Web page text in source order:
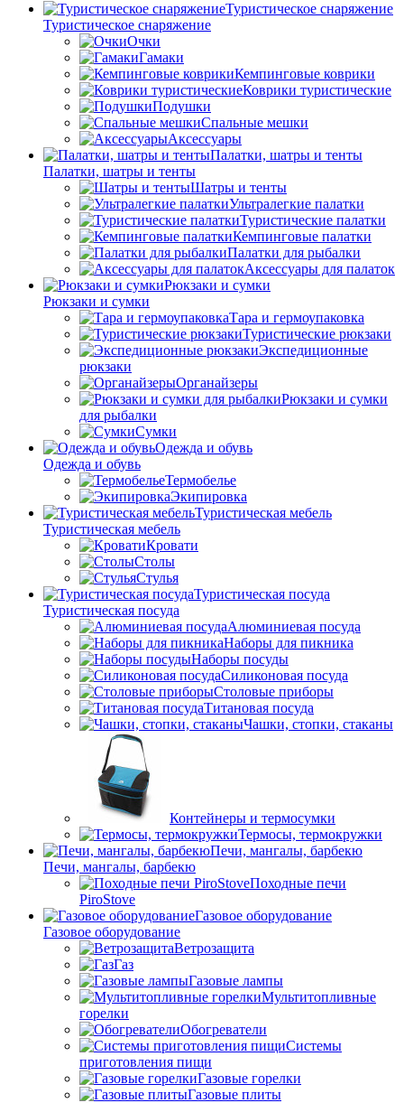
Туристическое снаряжение
Туристическое снаряжение
Очки
Гамаки
Кемпинговые коврики
Коврики туристические
Подушки
Спальные мешки
Аксессуары
Палатки, шатры и тенты
Палатки, шатры и тенты
Шатры и тенты
Ультралегкие палатки
Туристические палатки
Кемпинговые палатки
Палатки для рыбалки
Аксессуары для палаток
Рюкзаки и сумки
Рюкзаки и сумки
Тара и гермоупаковка
Туристические рюкзаки
Экспедиционные
рюкзаки
Органайзеры
Рюкзаки и сумки
для рыбалки
Сумки
Одежда и обувь
Одежда и обувь
Термобелье
Экипировка
Туристическая мебель
Туристическая мебель
Кровати
Столы
Стулья
Туристическая посуда
Туристическая посуда
Алюминиевая посуда
Наборы для пикника
Наборы посуды
Силиконовая посуда
Столовые приборы
Титановая посуда
Чашки, стопки, стаканы
Контейнеры и термосумки
Термосы, термокружки
Печи, мангалы, барбекю
Печи, мангалы, барбекю
Походные печи
PiroStove
Газовое оборудование
Газовое оборудование
Ветрозащита
Газ
Газовые лампы
Мультитопливные
горелки
Обогреватели
Системы
приготовления пищи
Газовые горелки
Газовые плиты